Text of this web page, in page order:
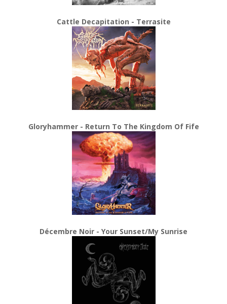
Cattle Decapitation - Terrasite
Gloryhammer - Return To The Kingdom Of Fife
Décembre Noir - Your Sunset/My Sunrise